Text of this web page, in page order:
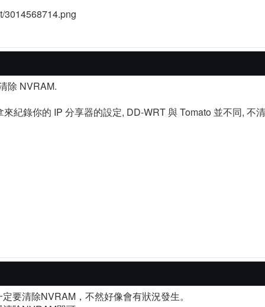
除 NVRAM.
紀錄你的 IP 分享器的設定, DD-WRT 與 Tomato 並不同,
要清除NVRAM，不然好像會有狀況發生。